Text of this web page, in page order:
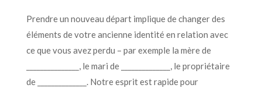
Prendre un nouveau départ implique de changer des
éléments de votre ancienne identité en relation avec
ce que vous avez perdu – par exemple la mère de
_______________, le mari de ______________, le propriétaire
de ______________. Notre esprit est rapide pour